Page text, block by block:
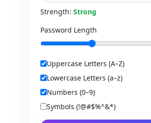
Strength: Strong
Password Length
Uppercase Letters (A–Z)
Lowercase Letters (a–z)
Numbers (0–9)
Symbols (!@#$%^&*)